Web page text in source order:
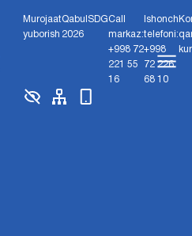
Murojaat
yuborish
Qabul
2026
SDGCall
markaz:
+998 72
221 55
16
Ishonch
telefoni:
+998
72 226
68 10